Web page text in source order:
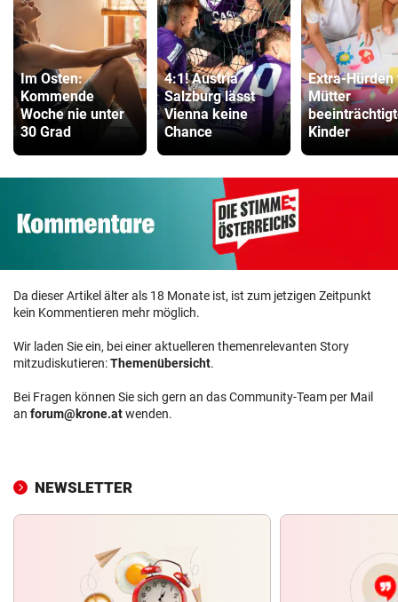
Im Osten:
Kommende
Woche nie unter
30 Grad
4:1! Austria
Salzburg lässt
Vienna keine
Chance
Extra-Hürden
Mütter
Kinder
Da dieser Artikel älter als 18 Monate ist, ist zum jetzigen Zeitpunkt
kein Kommentieren mehr möglich.
Wir laden Sie ein, bei einer aktuelleren themenrelevanten Story
mitzudiskutieren:Themenübersicht.
Bei Fragen können Sie sich gern an das Community-Team per Mail
an forum@krone.atwenden.
NEWSLETTER